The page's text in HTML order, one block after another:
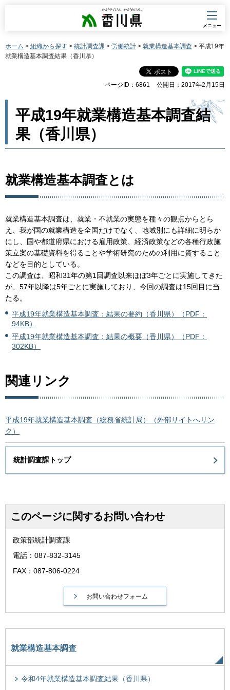
香川県
メニュー
ホーム > 組織から探す > 統計調査課 > 労働統計 > 就業構造基本調査 > 平成19年
就業構造基本調査結果（香川県）
ページID：6861 公開日：2017年2月15日
平成19年就業構造基本調査結
果（香川県）
就業構造基本調査とは
就業構造基本調査は、就業・不就業の実態を種々の観点からとら
え、我が国の就業構造を全国だけでなく、地域別にも詳細に明らか
にし、国や都道府県における雇用政策、経済政策などの各種行政施
策立案の基礎資料を得ることや学術研究のための利用に資すること
などを目的としている。
この調査は、昭和31年の第1回調査以来ほぼ3年ごとに実施してきた
が、57年以降は5年ごとに実施しており、今回の調査は15回目に当
たる。
平成19年就業構造基本調査：結果の要約（香川県）（PDF：
94KB）
平成19年就業構造基本調査：結果の概要（香川県）（PDF：
302KB）
関連リンク
平成19年就業構造基本調査（総務省統計局）（外部サイトへリン
ク）
統計調査課トップ
このページに関するお問い合わせ
政策部統計調査課
電話：087-832-3145
FAX：087-806-0224
就業構造基本調査
令和4年就業構造基本調査結果（香川県）